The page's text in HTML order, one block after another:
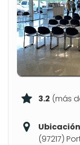
3.2 (más
Ubicación
(97217)